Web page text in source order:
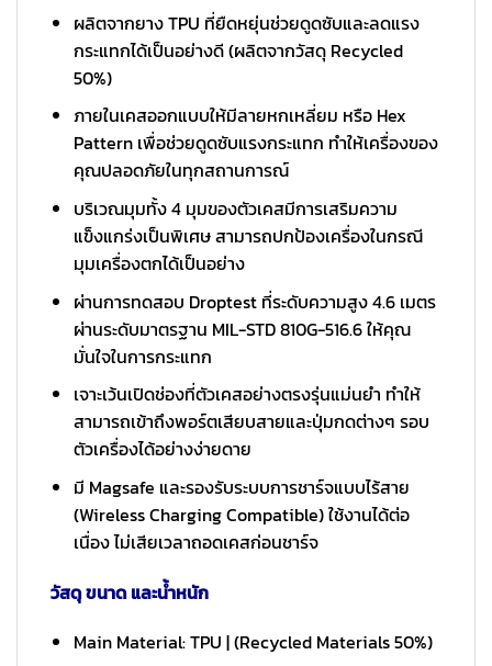
ผลิตจากยาง TPU ที่ยืดหยุ่นช่วยดูดซับและลดแรง
กระแทกได้เป็นอย่างดี (ผลิตจากวัสดุ Recycled
50%)
ภายในเคสออกแบบให้มีลายหกเหลี่ยม หรือ Hex
Pattern เพื่อช่วยดูดซับแรงกระแทก ทำให้เครื่องของ
คุณปลอดภัยในทุกสถานการณ์
บริเวณมุมทั้ง 4 มุมของตัวเคสมีการเสริมความ
แข็งแกร่งเป็นพิเศษ สามารถปกป้องเครื่องในกรณี
มุมเครื่องตกได้เป็นอย่าง
ผ่านการทดสอบ Droptest ที่ระดับความสูง 4.6 เมตร
ผ่านระดับมาตรฐาน MIL-STD 810G-516.6 ให้คุณ
มั่นใจในการกระแทก
เจาะเว้นเปิดช่องที่ตัวเคสอย่างตรงรุ่นแม่นยำ ทำให้
สามารถเข้าถึงพอร์ตเสียบสายและปุ่มกดต่างๆ รอบ
ตัวเครื่องได้อย่างง่ายดาย
มี Magsafe และรองรับระบบการชาร์จแบบไร้สาย
(Wireless Charging Compatible) ใช้งานได้ต่อ
เนื่อง ไม่เสียเวลาถอดเคสก่อนชาร์จ
วัสดุ ขนาด และน้ำหนัก
Main Material: TPU | (Recycled Materials 50%)